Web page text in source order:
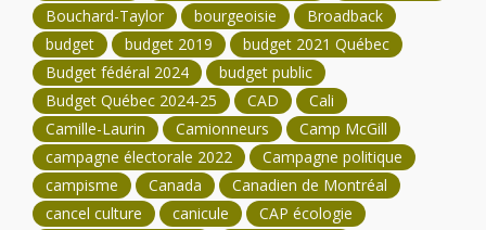
Bouchard-Taylor
bourgeoisie
Broadback
budget
budget 2019
budget 2021 Québec
Budget fédéral 2024
budget public
Budget Québec 2024-25
CAD
Cali
Camille-Laurin
Camionneurs
Camp McGill
campagne électorale 2022
Campagne politique
campisme
Canada
Canadien de Montréal
cancel culture
canicule
CAP écologie